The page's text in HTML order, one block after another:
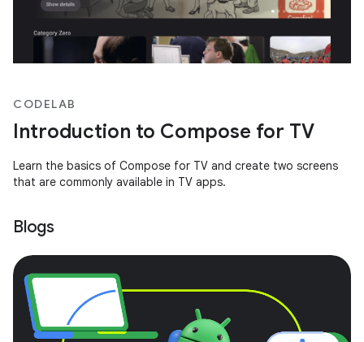
CODELAB
Introduction to Compose for TV
Learn the basics of Compose for TV and create two screens
that are commonly available in TV apps.
Blogs